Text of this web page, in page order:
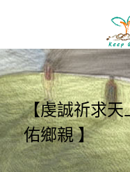
【虔誠祈求天
佑鄉親 】